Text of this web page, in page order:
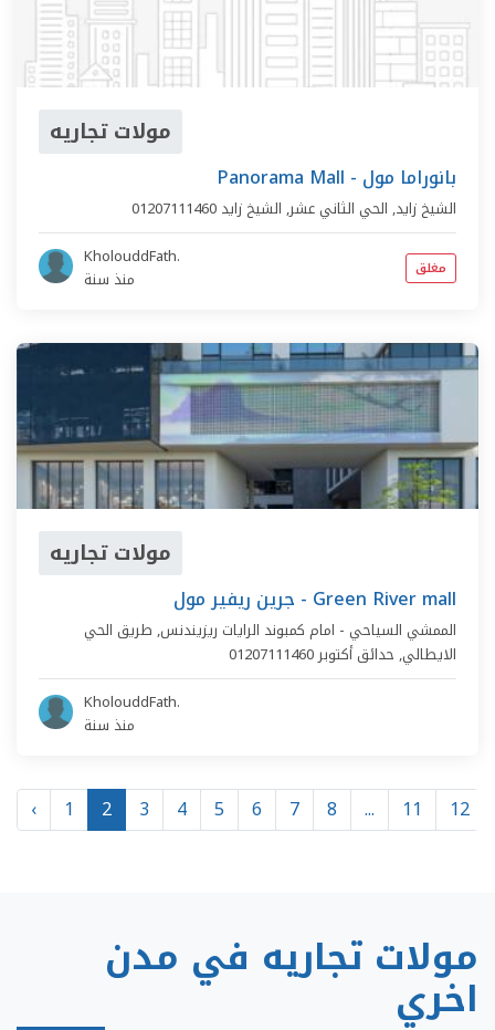
مولات تجاريه
Panorama Mall - بانوراما مول
الشيخ زايد, الحي الثاني عشر, الشيخ زايد
KholouddFath.
منذ سنة
مغلق
مولات تجاريه
جرين ريفير مول - Green River mall
الممشي السياحي - امام كمبوند الرايات ريزيندنس, طريق الحي
الايطالي, حدائق أكتوبر
KholouddFath.
منذ سنة
‹ 1 2 3 4 5 6 7 8 ... 11 12
مولات تجاريه في مدن
اخري